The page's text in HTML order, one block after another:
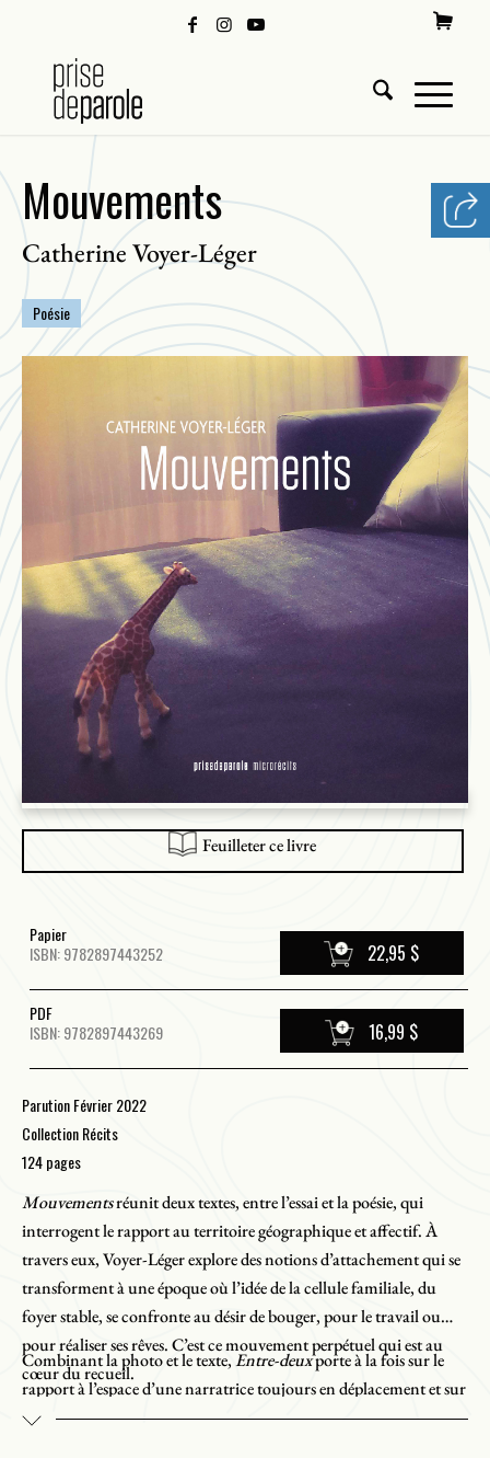
Mouvements
Catherine Voyer-Léger
Poésie
Feuilleter ce livre
Papier
ISBN: 9782897443252
22,95 $
PDF
ISBN: 9782897443269
16,99 $
Parution Février 2022
Collection Récits
124 pages
Mouvementsréunit deux textes, entre l’essai et la poésie, qui
interrogent le rapport au territoire géographique et affectif. À
travers eux, Voyer-Léger explore des notions d’attachement qui se
transforment à une époque où l’idée de la cellule familiale, du
foyer stable, se confronte au désir de bouger, pour le travail ou
pour réaliser ses rêves. C’est ce mouvement perpétuel qui est au
cœur du recueil.
Combinant la photo et le texte,Entre-deuxporte à la fois sur le
rapport à l’espace d’une narratrice toujours en déplacement et sur
la façon dont sa trajectoire adopte la forme de cercles